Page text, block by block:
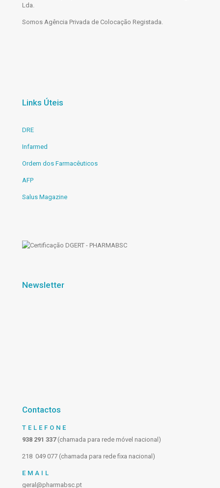
Lda.
Somos Agência Privada de Colocação Registada.
Links Úteis
DRE
Infarmed
Ordem dos Farmacêuticos
AFP
Salus Magazine
Newsletter
Contactos
TELEFONE
938 291 337(chamada para rede móvel nacional)
218 049 077 (chamada para rede fixa nacional)
EMAIL
geral@pharmabsc.pt